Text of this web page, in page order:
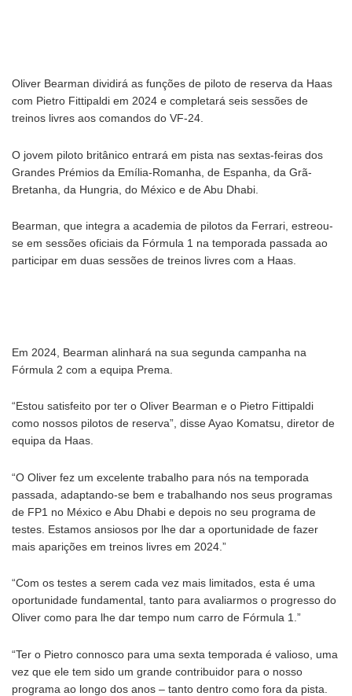
Oliver Bearman dividirá as funções de piloto de reserva da Haas
com Pietro Fittipaldi em 2024 e completará seis sessões de
treinos livres aos comandos do VF-24.
O jovem piloto britânico entrará em pista nas sextas-feiras dos
Grandes Prémios da Emília-Romanha, de Espanha, da Grã-
Bretanha, da Hungria, do México e de Abu Dhabi.
Bearman, que integra a academia de pilotos da Ferrari, estreou-
se em sessões oficiais da Fórmula 1 na temporada passada ao
participar em duas sessões de treinos livres com a Haas.
Em 2024, Bearman alinhará na sua segunda campanha na
Fórmula 2 com a equipa Prema.
“Estou satisfeito por ter o Oliver Bearman e o Pietro Fittipaldi
como nossos pilotos de reserva”, disse Ayao Komatsu, diretor de
equipa da Haas.
“O Oliver fez um excelente trabalho para nós na temporada
passada, adaptando-se bem e trabalhando nos seus programas
de FP1 no México e Abu Dhabi e depois no seu programa de
testes. Estamos ansiosos por lhe dar a oportunidade de fazer
mais aparições em treinos livres em 2024.”
“Com os testes a serem cada vez mais limitados, esta é uma
oportunidade fundamental, tanto para avaliarmos o progresso do
Oliver como para lhe dar tempo num carro de Fórmula 1.”
“Ter o Pietro connosco para uma sexta temporada é valioso, uma
vez que ele tem sido um grande contribuidor para o nosso
programa ao longo dos anos – tanto dentro como fora da pista.